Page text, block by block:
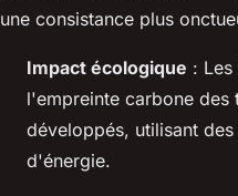
une consistance plus
Impact écologique :
l'empreinte carbone des
développés, utilisant
d'énergie.